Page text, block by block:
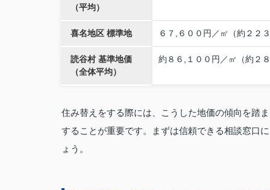
（平均）
喜名地区 標準地 ６７,６００円／㎡（約２２
読谷村 基準地価
（全体平均）
約８６,１００円／㎡（約２
住み替えをする際には、こうした地価の傾向を踏
することが重要です。まずは信頼できる相談窓口
ょう。